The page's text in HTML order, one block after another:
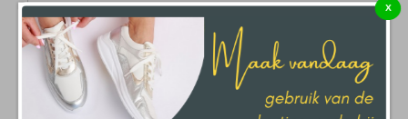
Sockwell
S/M
€ 34,99
X